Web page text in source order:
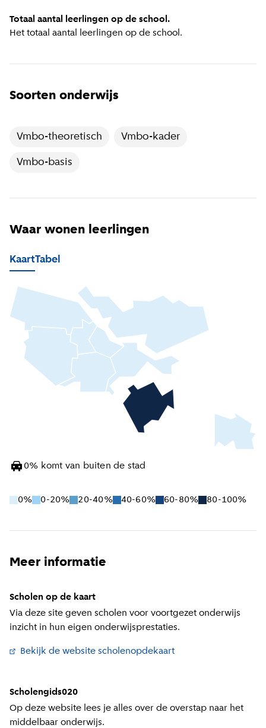
Totaal aantal leerlingen op de school.
Het totaal aantal leerlingen op de school.
Soorten onderwijs
Vmbo-theoretisch Vmbo-kader
Vmbo-basis
Waar wonen leerlingen
KaartTabel
0% komt van buiten de stad
0% 0-20% 20-40% 40-60% 60-80% 80-100%
Meer informatie
Scholen op de kaart
Via deze site geven scholen voor voortgezet onderwijs
inzicht in hun eigen onderwijsprestaties.
Bekijk de website scholenopdekaart
Scholengids020
Op deze website lees je alles over de overstap naar het
middelbaar onderwijs.